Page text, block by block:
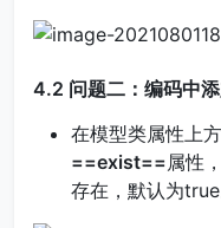
4.2 问题二：编码中
在模型类属性上
==exist==属性
存在，默认为